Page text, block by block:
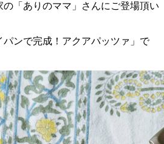
「ありのママ」さんにご登場頂い
ンで完成！アクアパッツァ」で